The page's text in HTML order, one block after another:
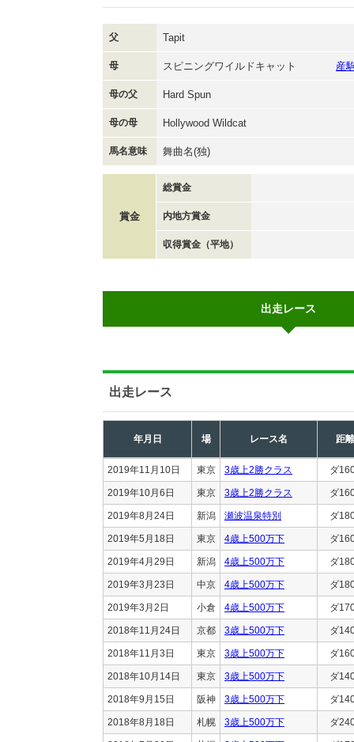
父 Tapit
母 スピニングワイルドキャット 産
母の父 Hard Spun
母の母 Hollywood Wildcat
馬名意味 舞曲名(独)
賞金
総賞金
内地方賞金
収得賞金（平地）
出走レース
出走レース
年月日 場 レース名 距離
2019年11月10日 東京 3歳上2勝クラス ダ
2019年10月6日 東京 3歳上2勝クラス ダ
2019年8月24日 新潟 瀬波温泉特別 ダ
2019年5月18日 東京 4歳上500万下 ダ
2019年4月29日 新潟 4歳上500万下 ダ
2019年3月23日 中京 4歳上500万下 ダ
2019年3月2日 小倉 4歳上500万下 ダ
2018年11月24日 京都 3歳上500万下 ダ
2018年11月3日 東京 3歳上500万下 ダ
2018年10月14日 東京 3歳上500万下 ダ
2018年9月15日 阪神 3歳上500万下 ダ
2018年8月18日 札幌 3歳上500万下 ダ